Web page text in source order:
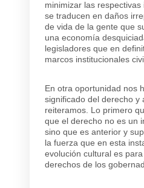
minimizar las
se traducen en daños
de vida de la gente que
una economía
legisladores que en
marcos institucionales
En otra oportunidad nos
significado del derecho y
reiteramos. Lo primero
que el derecho no es un
sino que es anterior y
la fuerza que en esta
evolución cultural es
derechos de los